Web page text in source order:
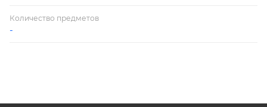
Количество предметов
-